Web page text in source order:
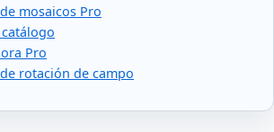
mosaicos Pro
Pro
rotación de campo